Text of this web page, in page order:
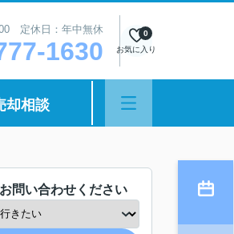
定休日：年中無休
1630 お気に入り
0
却相談
問い合わせください